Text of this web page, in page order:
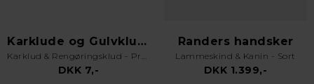
Karklude og Gulvklude
Karklud & Rengøringsklud - Pro Kvalitet - Valgfri Farve
DKK 7,-
Randers handsker
Lammeskind & Kanin - Sort
DKK 1.399,-